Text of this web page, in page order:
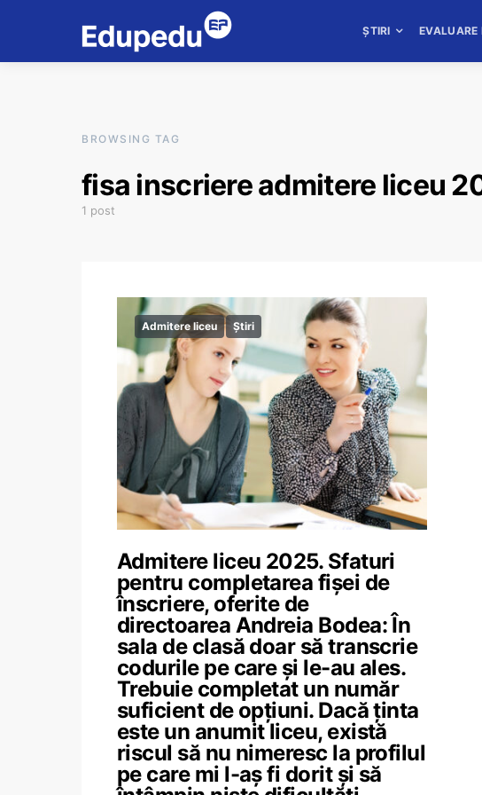
ȘTIRI
BROWSING TAG
fisa inscriere admitere liceu
1 post
Admitere liceu Știri
Admitere liceu 2025. Sfaturi
pentru completarea fișei de
înscriere, oferite de
directoarea Andreia Bodea: În
sala de clasă doar să transcrie
codurile pe care şi le-au ales.
Trebuie completat un număr
suficient de opţiuni. Dacă ţinta
este un anumit liceu, există
riscul să nu nimeresc la profilul
pe care mi l-aş fi dorit şi să